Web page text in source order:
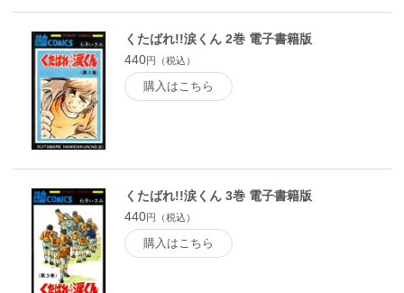
くたばれ!!涙くん 2巻 電子書籍版
440円（税込）
購入はこちら
くたばれ!!涙くん 3巻 電子書籍版
440円（税込）
購入はこちら